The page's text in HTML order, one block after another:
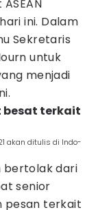
ini. Dalam
Sekretaris
untuk
menjadi
besat terkait
akan ditulis di Indo-
bertolak dari
senior
pesan terkait